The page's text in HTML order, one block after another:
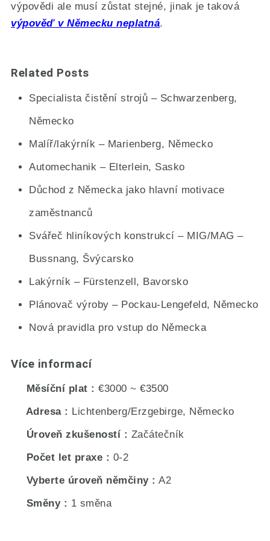
výpovědi ale musí zůstat stejné, jinak je taková
výpověď v Německu neplatná.
Related Posts
Specialista čistění strojů – Schwarzenberg,
Německo
Malíř/lakýrník – Marienberg, Německo
Automechanik – Elterlein, Sasko
Důchod z Německa jako hlavní motivace
zaměstnanců
Svářeč hliníkových konstrukcí – MIG/MAG –
Bussnang, Švýcarsko
Lakýrník – Fürstenzell, Bavorsko
Plánovač výroby – Pockau-Lengefeld, Německo
Nová pravidla pro vstup do Německa
Více informací
Měsíční plat
€3000 ~ €3500
Adresa
Lichtenberg/Erzgebirge, Německo
Úroveň zkušeností
Začátečník
Počet let praxe
0-2
Vyberte úroveň němčiny
A2
Směny
1 směna